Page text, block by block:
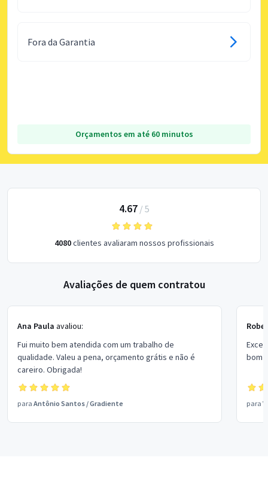
Fora da Garantia
Orçamentos em até 60 minutos
4.67/ 5
4080clientes avaliaram nossos profissionais
Avaliações de quem contratou
Ana Paula avaliou:
Fui muito bem atendida com um trabalho de
qualidade. Valeu a pena, orçamento grátis e não é
careiro. Obrigada!
para Antônio Santos /Gradiente
bom
para